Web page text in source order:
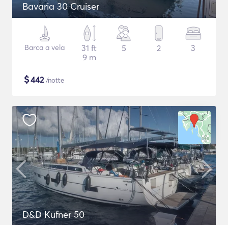
Bavaria 30 Cruiser
Barca a vela
31 ft
9 m
5 2 3
$442/notte
D&D Kufner 50